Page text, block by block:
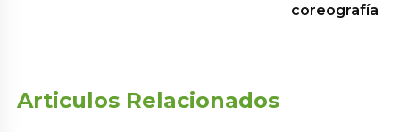
coreografía
Articulos Relacionados